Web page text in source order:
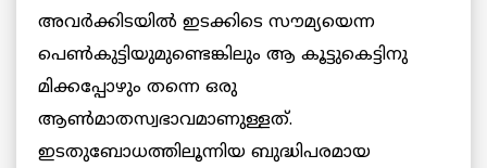
അവർക്കിടയിൽ ഇടക്കിടെ സൗമ്യയെന്ന
പെൺകുട്ടിയുമുണ്ടെങ്കിലും ആ കൂട്ടുകെട്ടിനു
മിക്കപ്പോഴും തന്നെ ഒരു
ആൺമാതസ്വഭാവമാണുള്ളത്.
ഇടതുബോധത്തിലൂന്നിയ ബുദ്ധിപരമായ